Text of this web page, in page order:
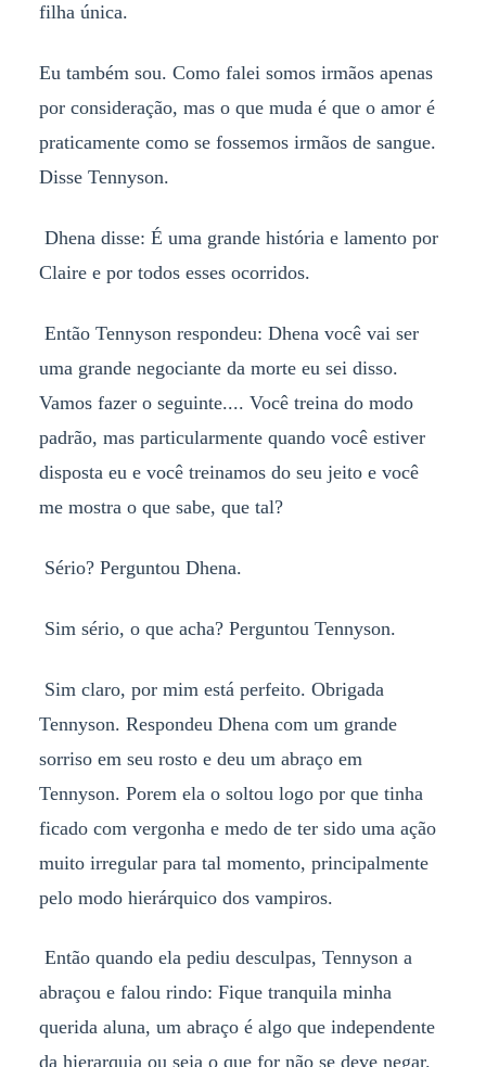
filha única.
Eu também sou. Como falei somos irmãos apenas
por consideração, mas o que muda é que o amor é
praticamente como se fossemos irmãos de sangue.
Disse Tennyson.
Dhena disse: É uma grande história e lamento por
Claire e por todos esses ocorridos.
Então Tennyson respondeu: Dhena você vai ser
uma grande negociante da morte eu sei disso.
Vamos fazer o seguinte.... Você treina do modo
padrão, mas particularmente quando você estiver
disposta eu e você treinamos do seu jeito e você
me mostra o que sabe, que tal?
Sério? Perguntou Dhena.
Sim sério, o que acha? Perguntou Tennyson.
Sim claro, por mim está perfeito. Obrigada
Tennyson. Respondeu Dhena com um grande
sorriso em seu rosto e deu um abraço em
Tennyson. Porem ela o soltou logo por que tinha
ficado com vergonha e medo de ter sido uma ação
muito irregular para tal momento, principalmente
pelo modo hierárquico dos vampiros.
Então quando ela pediu desculpas, Tennyson a
abraçou e falou rindo: Fique tranquila minha
querida aluna, um abraço é algo que independente
da hierarquia ou seja o que for não se deve negar.